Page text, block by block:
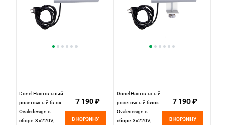
DDIMTWDali-2
Donel Настольный
розеточный блок
Ovaledesign в
сборе: 3х220V,
7 190 ₽
В КОРЗИНУ
Donel Настольный
розеточный блок
Ovaledesign в
сборе: 3х220V,
7 190 ₽
В КОРЗИНУ